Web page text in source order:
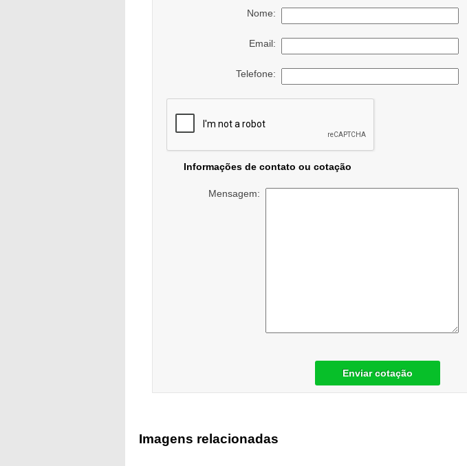
Nome:
Email:
Telefone:
Informações de contato ou cotação
Mensagem:
Enviar cotação
Imagens relacionadas